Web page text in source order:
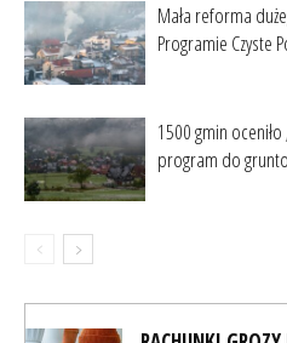
Mała reforma
Programie Czyste
1500 gmin oceniło
program do